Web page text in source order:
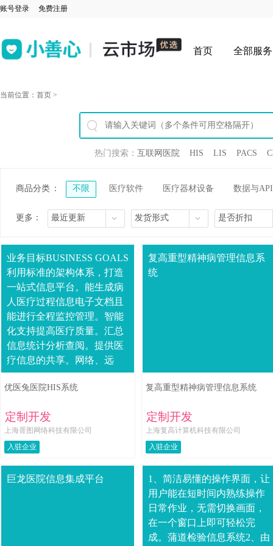
账号登录 免费注册
首页 全部服务
当前位置： 首页 >
热门搜索： 互联网医院 HIS LIS PACS
商品分类 ： 不限 医疗软件 医疗器材设备 数据与API
更多： 最近更新 发货形式 是否折扣
业务目标BUSINESS GOALS
利用标准的架构体系，打造
一站式信息平台。能生成病
人医疗过程信息电子文档且
能进行全程监控管理。智能
化支持提高医疗质量。汇总
信息统计分析查阅。提供医
疗信息的共享。网络、远
程、实时监管网络设备和系
统运行状态。关键指标：1.
优医兔医院HIS系统
定制开发
上海胥图网络科技有限公司
入驻企业
复高重型精神病管理信息系
统
复高重型精神病管理信息系统
定制开发
上海复高计算机科技有限公司
入驻企业
巨龙医院信息集成平台
1、简洁易懂的操作界面，让
用户能在短时间内熟练操作
日常作业，无需切换画面，
在一个窗口上即可轻松完
成。蒲道检验信息系统2、由